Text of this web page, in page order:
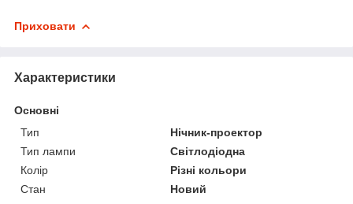
Приховати
Характеристики
Основні
Тип
Нічник-проектор
Тип лампи
Світлодіодна
Колір
Різні кольори
Стан
Новий